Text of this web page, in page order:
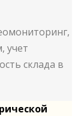
учет
склада в